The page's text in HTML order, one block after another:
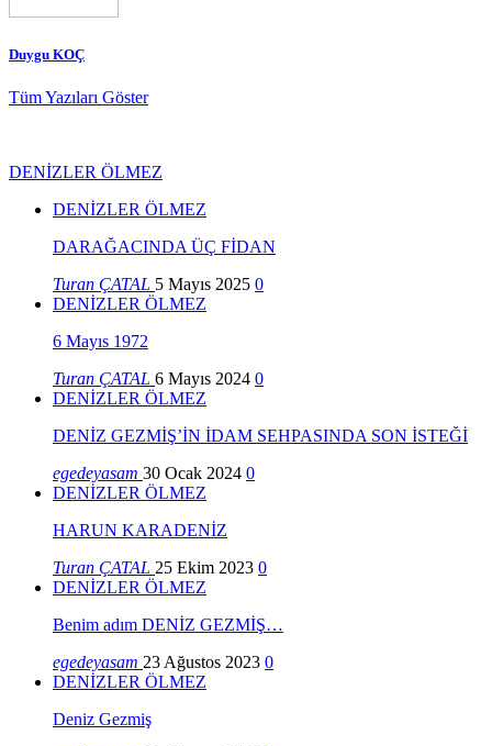
Duygu KOÇ
Tüm Yazıları Göster
DENİZLER ÖLMEZ
DENİZLER ÖLMEZ
DARAĞACINDA ÜÇ FİDAN
Turan ÇATAL 5 Mayıs 2025 0
DENİZLER ÖLMEZ
6 Mayıs 1972
Turan ÇATAL 6 Mayıs 2024 0
DENİZLER ÖLMEZ
DENİZ GEZMİŞ’İN İDAM SEHPASINDA SON İSTEĞİ
egedeyasam 30 Ocak 2024 0
DENİZLER ÖLMEZ
HARUN KARADENİZ
Turan ÇATAL 25 Ekim 2023 0
DENİZLER ÖLMEZ
Benim adım DENİZ GEZMİŞ…
egedeyasam 23 Ağustos 2023 0
DENİZLER ÖLMEZ
Deniz Gezmiş